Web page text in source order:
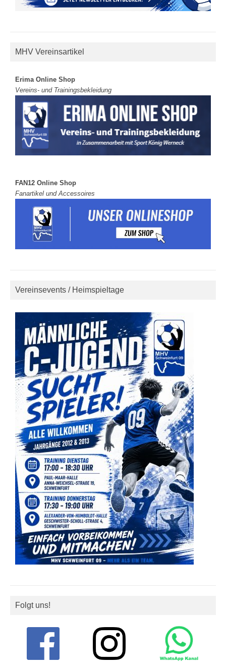
MHV Vereinsartikel
Erima Online Shop
Vereins- und Trainingsbekleidung
FAN12 Online Shop
Fanartikel und Accessoires
Vereinsevents / Heimspieltage
Folgt uns!